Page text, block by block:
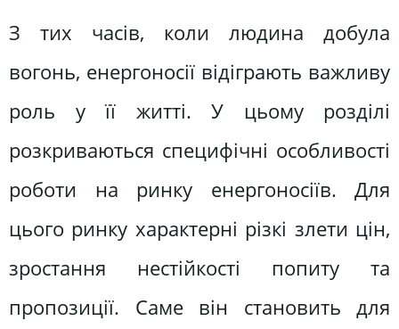
З тих часів, коли людина добула
вогонь, енергоносії відіграють важливу
роль у її житті. У цьому розділі
розкриваються специфічні особливості
роботи на ринку енергоносіїв. Для
цього ринку характерні різкі злети цін,
зростання нестійкості попиту та
пропозиції. Саме він становить для